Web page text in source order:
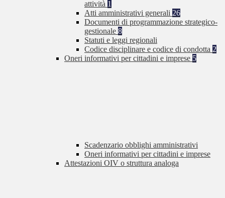
attività 1
Atti amministrativi generali 26
Documenti di programmazione strategico-
gestionale 8
Statuti e leggi regionali
Codice disciplinare e codice di condotta 2
Oneri informativi per cittadini e imprese 5
Scadenzario obblighi amministrativi
Oneri informativi per cittadini e imprese
Attestazioni OIV o struttura analoga